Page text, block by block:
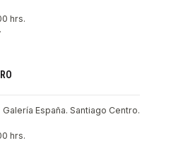
hrs.
España. Santiago Centro.
hrs.